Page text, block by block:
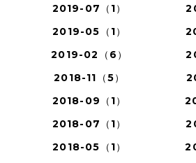
2019-07（1）
2019-05（1）
2019-02（6）
2018-11（5）
2018-09（1）
2018-07（1）
2018-05（1）